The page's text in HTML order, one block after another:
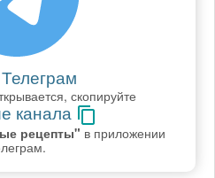
скопируйте
канала
рецепты" в приложении